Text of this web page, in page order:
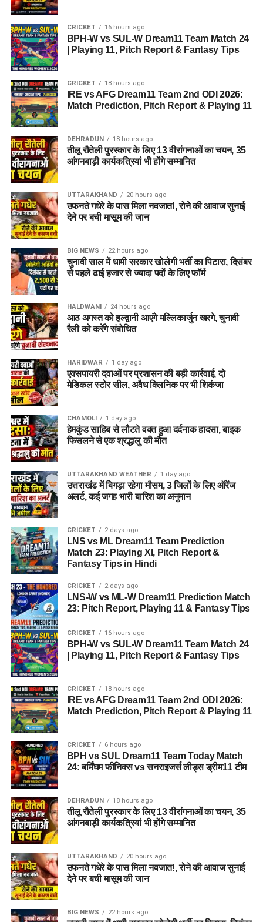
भी दर्ज किए जाएंगे और मामले के सभी पहलुओं की गहन पड़ताल की जाएगी।
FAQs (EX Ias Son Yashvardhan Arrested)
1. क्या देहरादून पुलिस ने पूर्व मुख्य सचिव के बेटे
को गिरफ्तार किया है ?
हां देहरादून पुलिस ने यशवर्धन नाम के युवक को गिरफ्तार किया है, जो
उत्तराखंड के पूर्व मुख्य सचिव और पूर्व आईएएस अधिकारी का बेटा बताया जा
रहा है।
2. आरोपी पर क्या आरोप हैं?
आरोपी पर खुद को केंद्र सरकार, गृह मंत्रालय, रक्षा मंत्रालय और भारतीय
सेना का वरिष्ठ अधिकारी बताकर लोगों से ठगी करने का आरोप है।
3. शिकायत किसने दर्ज कराई थी?
दिल्ली निवासी एक युवती ने शिकायत दर्ज कराई थी। आरोप है कि आरोपी ने
प्रभावशाली सरकारी संपर्कों का झांसा देकर उससे करीब 4.5 लाख रुपये
ठग लिए।
4. आरोपी लोगों को कैसे झांसे में लेता था?
पुलिस के अनुसार, आरोपी अलग-अलग लोगों के सामने अपनी पहचान
बदलता था और खुद को कभी गृह मंत्रालय, कभी रक्षा मंत्रालय तो कभी
सेना का वरिष्ठ अधिकारी बताकर लोगों का भरोसा जीतता था।
5. पुलिस को आरोपी के पास से क्या बरामद
हुआ?
तलाशी के दौरान आरोपी के पास से सेना की वर्दी, बैज, कैप और वॉकी-टॉकी
बरामद किए गए हैं।
उत्तराखंड में आज सात जिलों में भारी बारिश का अलर्ट, लोगों से
सावधानी बरतने की अपील
नारी निकेतन में अब जेल जैसा माहौल नहीं, मिलेगा परिवार जैसा
घर!, उत्तराखंड में बन रहा ‘आलंबन गांव’
उत्तराखंड कांग्रेस में बड़ा फेरबदल! नई कार्यकारिणी घोषित, 5
समितियों का भी गठन
BPH vs SUL Dream11 Team Today Match 24:
बर्मिंघम फीनिक्स vs सनराइजर्स लीड्स ड्रीम11 टीम
BPH-W vs SUL-W Dream11 Team Match 24 |
Playing 11, Pitch Report & Fantasy Tips
CRICKET 16 hours ago
BPH-W vs SUL-W Dream11 Team Match 24
| Playing 11, Pitch Report & Fantasy Tips
CRICKET 18 hours ago
IRE vs AFG Dream11 Team 2nd ODI 2026:
Match Prediction, Pitch Report & Playing 11
DEHRADUN 18 hours ago
तीलू रौतेली पुरस्कार के लिए 13 वीरांगनाओं का चयन, 35
आंगनबाड़ी कार्यकत्रियां भी होंगे सम्मानित
UTTARAKHAND 20 hours ago
उफनते गधेरे के पास मिला नवजात!, रोने की आवाज सुनाई
देने पर बची मासूम की जान
BIG NEWS 22 hours ago
चुनावी साल में धामी सरकार खोलेगी भर्ती का पिटारा, दिसंबर
से पहले ढाई हजार से ज्यादा पदों के लिए फॉर्म
HALDWANI 24 hours ago
आठ अगस्त को हल्द्वानी आएंगे मल्लिकार्जुन खरगे, चुनावी
रैली को करेंगे संबोधित
HARIDWAR 1 day ago
एक्सपायरी दवाओं पर प्रशासन की बड़ी कार्रवाई, दो
मेडिकल स्टोर सील, अवैध क्लिनिक पर भी शिकंजा
CHAMOLI 1 day ago
हेमकुंड साहिब से लौटते वक्त हुआ दर्दनाक हादसा, बाइक
फिसलने से एक श्रद्धालु की मौत
UTTARAKHAND WEATHER 1 day ago
उत्तराखंड में बिगड़ा रहेगा मौसम, 3 जिलों के लिए ऑरेंज
अलर्ट, कई जगह भारी बारिश का अनुमान
CRICKET 2 days ago
LNS vs ML Dream11 Team Prediction
Match 23: Playing XI, Pitch Report &
Fantasy Tips in Hindi
CRICKET 2 days ago
LNS-W vs ML-W Dream11 Prediction Match
23: Pitch Report, Playing 11 & Fantasy Tips
CRICKET 16 hours ago
BPH-W vs SUL-W Dream11 Team Match 24
| Playing 11, Pitch Report & Fantasy Tips
CRICKET 18 hours ago
IRE vs AFG Dream11 Team 2nd ODI 2026:
Match Prediction, Pitch Report & Playing 11
CRICKET 6 hours ago
BPH vs SUL Dream11 Team Today Match
24: बर्मिंघम फीनिक्स vs सनराइजर्स लीड्स ड्रीम11 टीम
DEHRADUN 18 hours ago
तीलू रौतेली पुरस्कार के लिए 13 वीरांगनाओं का चयन, 35
आंगनबाड़ी कार्यकत्रियां भी होंगे सम्मानित
UTTARAKHAND 20 hours ago
उफनते गधेरे के पास मिला नवजात!, रोने की आवाज सुनाई
देने पर बची मासूम की जान
BIG NEWS 22 hours ago